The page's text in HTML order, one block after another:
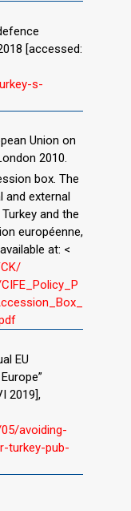
[accessed:
s-
Union on
2010.
box. The
and external
and the
européenne,
at: <
EU
2019],
avoiding-
turkey-pub-